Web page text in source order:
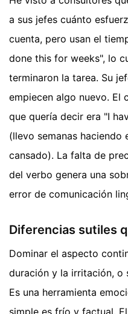
a sus jefes cuánto
cuenta, pero usan el
done this for weeks", lo
terminaron la tarea. Su
empiecen algo nuevo. El
que quería decir era "I
(llevo semanas
cansado). La falta de
del verbo genera una
error de comunicación
Diferencias sutiles
Dominar el aspecto
duración y la irritación, o
Es una herramienta